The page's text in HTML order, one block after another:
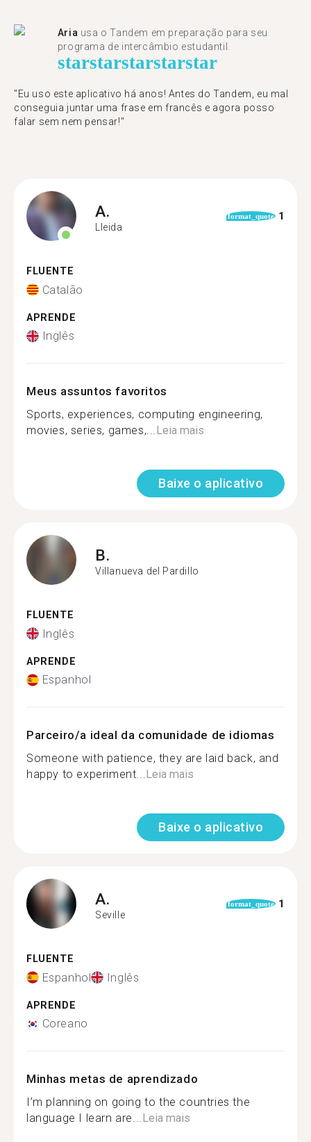
Aria usa o Tandem em preparação para seu
programa de intercâmbio estudantil.
starstarstarstarstar
"​​Eu uso este aplicativo há anos! Antes do Tandem, eu mal
conseguia juntar uma frase em francês e agora posso
falar sem nem pensar!"
A.
Lleida
format_quote 1
FLUENTE
Catalão
APRENDE
Inglês
Meus assuntos favoritos
Sports, experiences, computing engineering,
movies, series, games,...Leia mais
Baixe o aplicativo
B.
Villanueva del Pardillo
FLUENTE
Inglês
APRENDE
Espanhol
Parceiro/a ideal da comunidade de idiomas
Someone with patience, they are laid back, and
happy to experiment...Leia mais
Baixe o aplicativo
A.
Seville
format_quote 1
FLUENTE
Espanhol Inglês
APRENDE
Coreano
Minhas metas de aprendizado
I’m planning on going to the countries the
language I learn are...Leia mais